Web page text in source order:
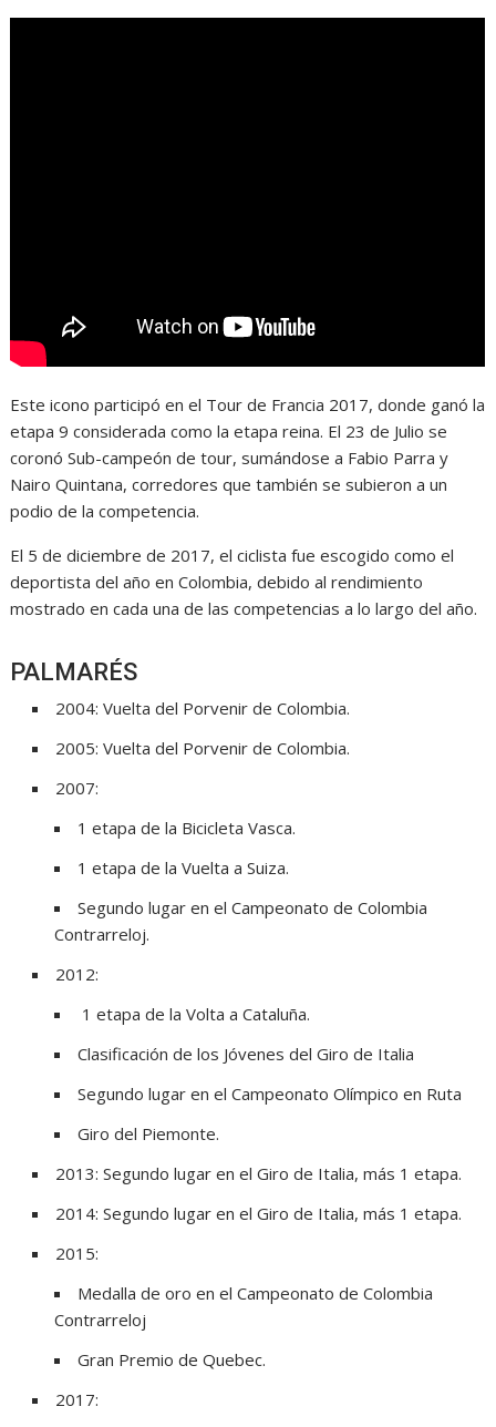
Este icono participó en el Tour de Francia 2017, donde ganó la
etapa 9 considerada como la etapa reina. El 23 de Julio se
coronó Sub-campeón de tour, sumándose a Fabio Parra y
Nairo Quintana, corredores que también se subieron a un
podio de la competencia.
El 5 de diciembre de 2017, el ciclista fue escogido como el
deportista del año en Colombia, debido al rendimiento
mostrado en cada una de las competencias a lo largo del año.
PALMARÉS
2004: Vuelta del Porvenir de Colombia.
2005: Vuelta del Porvenir de Colombia.
2007:
1 etapa de la Bicicleta Vasca.
1 etapa de la Vuelta a Suiza.
Segundo lugar en el Campeonato de Colombia
Contrarreloj.
2012:
1 etapa de la Volta a Cataluña.
Clasificación de los Jóvenes del Giro de Italia
Segundo lugar en el Campeonato Olímpico en Ruta
Giro del Piemonte.
2013: Segundo lugar en el Giro de Italia, más 1 etapa.
2014: Segundo lugar en el Giro de Italia, más 1 etapa.
2015:
Medalla de oro en el Campeonato de Colombia
Contrarreloj
Gran Premio de Quebec.
2017: